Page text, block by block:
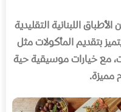
اللبنانية التقليدية
بتقديم المأكولات مثل
مع خيارات موسيقية حية
مميزة.